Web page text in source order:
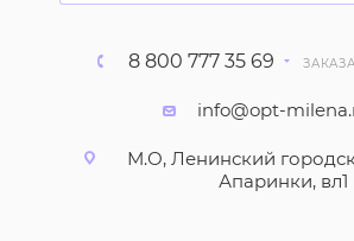
8 800 777 35 69
info@opt-
М.О, Ленинский
Апаринки, вл1